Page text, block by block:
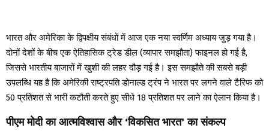
भारत और अमेरिका के द्विपक्षीय संबंधों में आज एक नया स्वर्णिम अध्याय जुड़ गया है।
दोनों देशों के बीच एक ऐतिहासिक ट्रेड डील (व्यापार समझौता) फाइनल हो गई है,
जिससे भारतीय बाजारों में खुशी की लहर दौड़ गई है। इस समझौते की सबसे बड़ी
उपलब्धि यह है कि अमेरिकी राष्ट्रपति डोनाल्ड ट्रंप ने भारत पर लगने वाले टैरिफ को
50 प्रतिशत से भारी कटौती करते हुए सीधे 18 प्रतिशत पर लाने का ऐलान किया है।
पीएम मोदी का आत्मविश्वास और ‘विकसित भारत’ का संकल्प